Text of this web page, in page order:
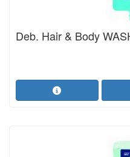
Deb. Hair & Body